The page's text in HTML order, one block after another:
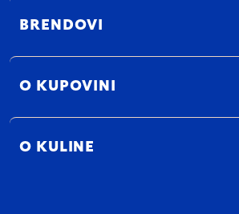
BRENDOVI
O KUPOVINI
O KULINE